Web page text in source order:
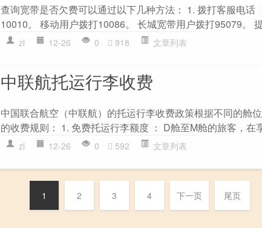
查询宽带是否欠费可以通过以下几种方法： 1. 拨打客服电话
10010。 移动用户拨打10086。 长城宽带用户拨打95079。
zl 12-26 0 918 文章列表
中联航托运行李收费
中国联合航空（中联航）的托运行李收费政策根据不同的舱
的收费规则： 1. 免费托运行李额度 ： D舱至M舱的旅客，在
zl 12-26 0 592 文章列表
1 2 3 4 下一页 尾页